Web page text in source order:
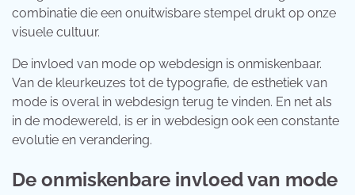
combinatie die een onuitwisbare stempel drukt op onze
visuele cultuur.
De invloed van mode op webdesign is onmiskenbaar.
Van de kleurkeuzes tot de typografie, de esthetiek van
mode is overal in webdesign terug te vinden. En net als
in de modewereld, is er in webdesign ook een constante
evolutie en verandering.
De onmiskenbare invloed van mode